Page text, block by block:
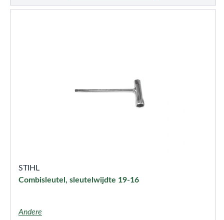
STIHL
Combisleutel, sleutelwijdte 19-16
Andere